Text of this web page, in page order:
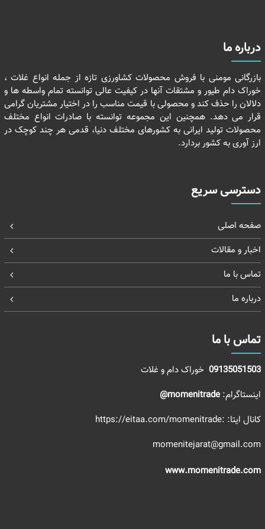
درباره ما
بازرگانی مومنی با فروش محصولات کشاورزی تازه از جمله انواع غلات ،
خوراک دام طیور و مشتقات آنها در کیفیت عالی توانسته تمام واسطه ها و
دلالان را حذف کند و محصولی با قیمت مناسب را در اختیار مشتریان گرامی
قرار می دهد. همچنین این مجموعه توانسته با صادرات انواع مختلف
محصولات تولید ایرانی به کشورهای مختلف دنیا، قدمی هر چند کوچک در
ارز آوری به کشور بردارد.
دسترسی سریع
صفحه اصلی
اخبار و مقالات
تماس با ما
درباره ما
تماس با ما
09135051503خوراک دام و غلات
اینستاگرام: momenitrade@
کانال ایتا: :https://eitaa.com/momenitrade
momenitejarat@gmail.com
www.momenitrade.com